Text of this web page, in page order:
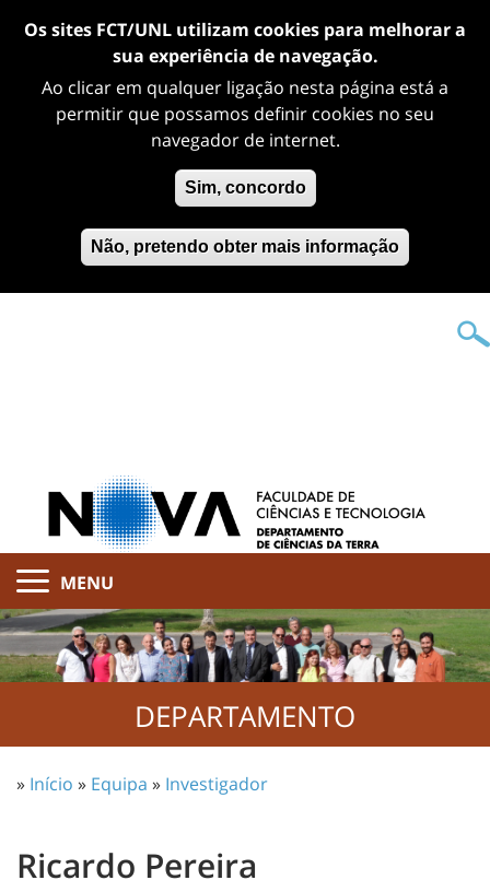
Os sites FCT/UNL utilizam cookies para melhorar a
sua experiência de navegação.
Ao clicar em qualquer ligação nesta página está a
permitir que possamos definir cookies no seu
navegador de internet.
Sim, concordo
Não, pretendo obter mais informação
MENU
DEPARTAMENTO
» Início » Equipa » Investigador
Ricardo Pereira